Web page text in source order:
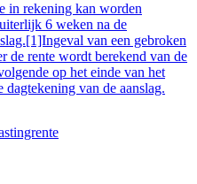
in rekening kan worden
6 weken na de
van een gebroken
de rente wordt berekend van de
op het einde van het
van de aanslag.